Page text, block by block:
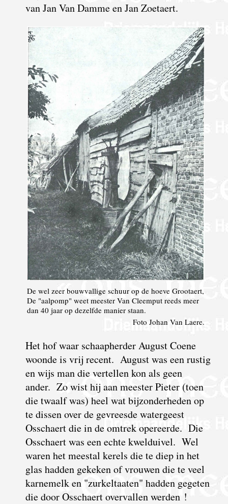
van Jan Van Damme en Jan Zoetaert.
De wel zeer bouwvallige schuur op de hoeve Grootaert,
De "aalpomp" weet meester Van Cleemput reeds meer
dan 40 jaar op dezelfde manier staan.
Foto Johan Van Laere.
Het hof waar schaapherder August Coene
woonde is vrij recent. August was een rustig
en wijs man die vertellen kon als geen
ander. Zo wist hij aan meester Pieter (toen
die twaalf was) heel wat bijzonderheden op
te dissen over de gevreesde watergeest
Osschaert die in de omtrek opereerde. Die
Osschaert was een echte kwelduivel. Wel
waren het meestal kerels die te diep in het
glas hadden gekeken of vrouwen die te veel
karnemelk en "zurkeltaaten" hadden gegeten
die door Osschaert overvallen werden !